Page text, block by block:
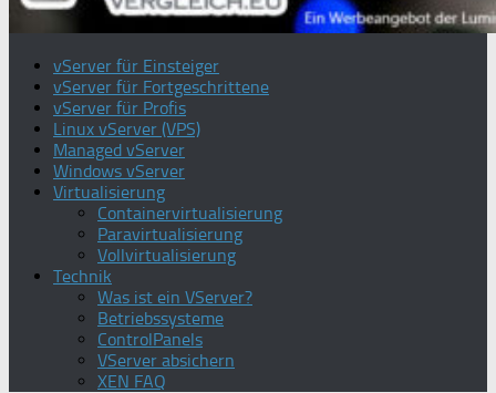
vServer für Einsteiger
vServer für Fortgeschrittene
vServer für Profis
Linux vServer (VPS)
Managed vServer
Windows vServer
Virtualisierung
Containervirtualisierung
Paravirtualisierung
Vollvirtualisierung
Technik
Was ist ein VServer?
Betriebssysteme
ControlPanels
VServer absichern
XEN FAQ